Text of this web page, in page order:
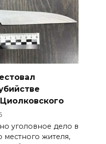
уголовное дело в
жителя,